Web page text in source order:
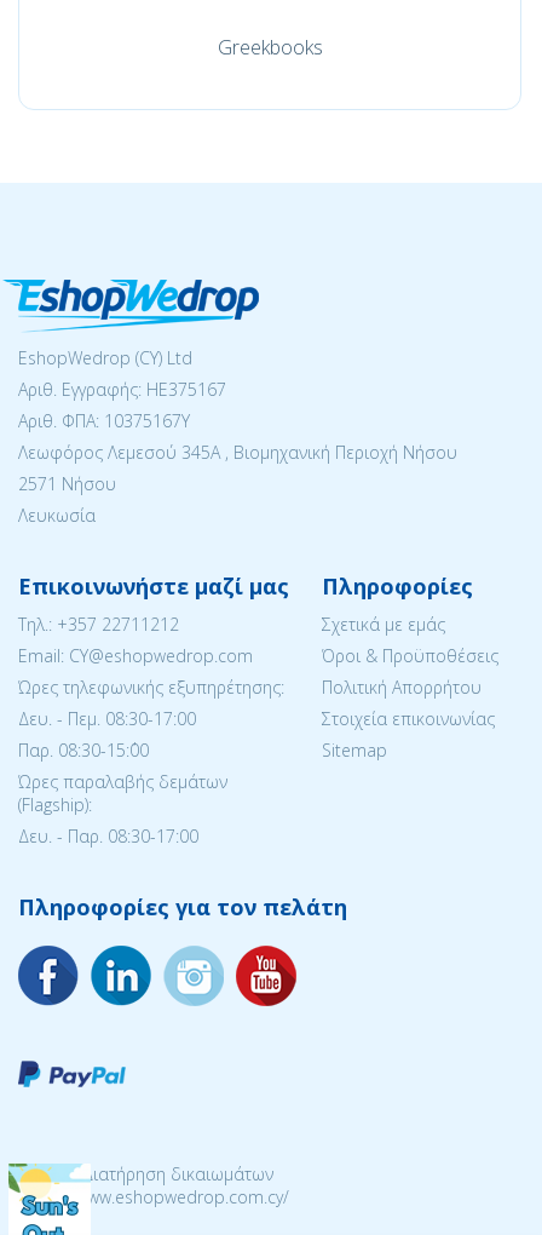
Greekbooks
EshopWedrop (CY) Ltd
Αριθ. Εγγραφής: ΗΕ375167
Αριθ. ΦΠΑ: 10375167Y
Λεωφόρος Λεμεσού 345Α , Βιομηχανική Περιοχή Νήσου
2571 Νήσου
Λευκωσία
Επικοινωνήστε μαζί μας
Tηλ.: +357 22711212
Email: CY@eshopwedrop.com
Ώρες τηλεφωνικής εξυπηρέτησης:
Δευ. - Πεμ. 08:30-17:00
Παρ. 08:30-15:΄00
Ώρες παραλαβής δεμάτων
(Flagship):
Δευ. - Παρ. 08:30-17:00
Πληροφορίες
Σχετικά με εμάς
Όροι & Προϋποθέσεις
Πολιτική Απορρήτου
Στοιχεία επικοινωνίας
Sitemap
Πληροφορίες για τον πελάτη
© 2026 Διατήρηση δικαιωμάτων
https://www.eshopwedrop.com.cy/